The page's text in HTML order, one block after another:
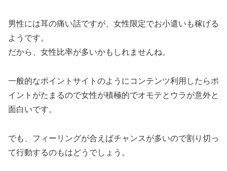
男性には耳の痛い話ですが、女性限定でお小遣いも稼げる
ようです。
だから、女性比率が多いかもしれませんね。
一般的なポイントサイトのようにコンテンツ利用したらポ
イントがたまるので女性が積極的でオモテとウラが意外と
面白いです。
でも、フィーリングが合えばチャンスが多いので割り切っ
て行動するのもはどうでしょう。